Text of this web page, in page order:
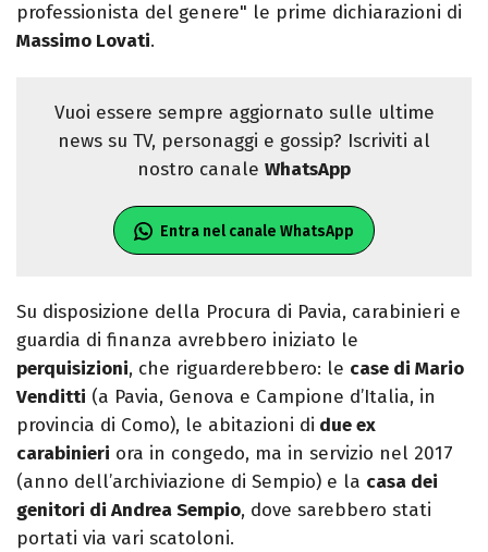
professionista del genere" le prime dichiarazioni di
Massimo Lovati.
Vuoi essere sempre aggiornato sulle ultime
news su TV, personaggi e gossip? Iscriviti al
nostro canale WhatsApp
Entra nel canale WhatsApp
Su disposizione della Procura di Pavia, carabinieri e
guardia di finanza avrebbero iniziato le
perquisizioni, che riguarderebbero: le case di Mario
Venditti (a Pavia, Genova e Campione d’Italia, in
provincia di Como), le abitazioni di due ex
carabinieri ora in congedo, ma in servizio nel 2017
(anno dell’archiviazione di Sempio) e la casa dei
genitori di Andrea Sempio, dove sarebbero stati
portati via vari scatoloni.